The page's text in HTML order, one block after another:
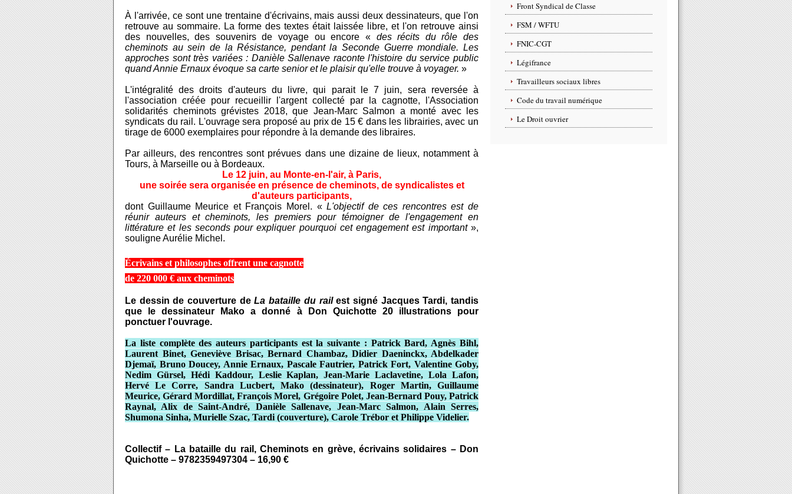
À l'arrivée, ce sont une trentaine d'écrivains, mais aussi deux dessinateurs, que l'on
retrouve au sommaire. La forme des textes était laissée libre, et l'on retrouve ainsi
des nouvelles, des souvenirs de voyage ou encore « des récits du rôle des
cheminots au sein de la Résistance, pendant la Seconde Guerre mondiale. Les
approches sont très variées : Danièle Sallenave raconte l'histoire du service public
quand Annie Ernaux évoque sa carte senior et le plaisir qu'elle trouve à voyager. »
L'intégralité des droits d'auteurs du livre, qui parait le 7 juin, sera reversée à
l'association créée pour recueillir l'argent collecté par la cagnotte, l'Association
solidarités cheminots grévistes 2018, que Jean-Marc Salmon a monté avec les
syndicats du rail. L'ouvrage sera proposé au prix de 15 € dans les librairies, avec un
tirage de 6000 exemplaires pour répondre à la demande des libraires.
Par ailleurs, des rencontres sont prévues dans une dizaine de lieux, notamment à
Tours, à Marseille ou à Bordeaux.
Le 12 juin, au Monte-en-l'air, à Paris,
une soirée sera organisée en présence de cheminots, de syndicalistes et
d'auteurs participants,
dont Guillaume Meurice et François Morel. «L'objectif de ces rencontres est de
réunir auteurs et cheminots, les premiers pour témoigner de l'engagement en
littérature et les seconds pour expliquer pourquoi cet engagement est important»,
souligne Aurélie Michel.
Écrivains et philosophes offrent une cagnotte
de 220 000 € aux cheminots
Le dessin de couverture deLa bataille du railest signé Jacques Tardi, tandis
que le dessinateur Mako a donné à Don Quichotte 20 illustrations pour
ponctuer l'ouvrage.
La liste complète des auteurs participants est la suivante : Patrick Bard, Agnès Bihl,
Laurent Binet, Geneviève Brisac, Bernard Chambaz, Didier Daeninckx, Abdelkader
Djemaï, Bruno Doucey, Annie Ernaux, Pascale Fautrier, Patrick Fort, Valentine Goby,
Nedim Gürsel, Hédi Kaddour, Leslie Kaplan, Jean-Marie Laclavetine, Lola Lafon,
Hervé Le Corre, Sandra Lucbert, Mako (dessinateur), Roger Martin, Guillaume
Meurice, Gérard Mordillat, François Morel, Grégoire Polet, Jean-Bernard Pouy, Patrick
Raynal, Alix de Saint-André, Danièle Sallenave, Jean-Marc Salmon, Alain Serres,
Shumona Sinha, Murielle Szac, Tardi (couverture), Carole Trébor et Philippe Videlier.
Collectif – La bataille du rail, Cheminots en grève, écrivains solidaires – Don
Quichotte – 9782359497304 – 16,90 €
Front Syndical de Classe
FSM / WFTU
FNIC-CGT
Légifrance
Travailleurs sociaux libres
Code du travail numérique
Le Droit ouvrier